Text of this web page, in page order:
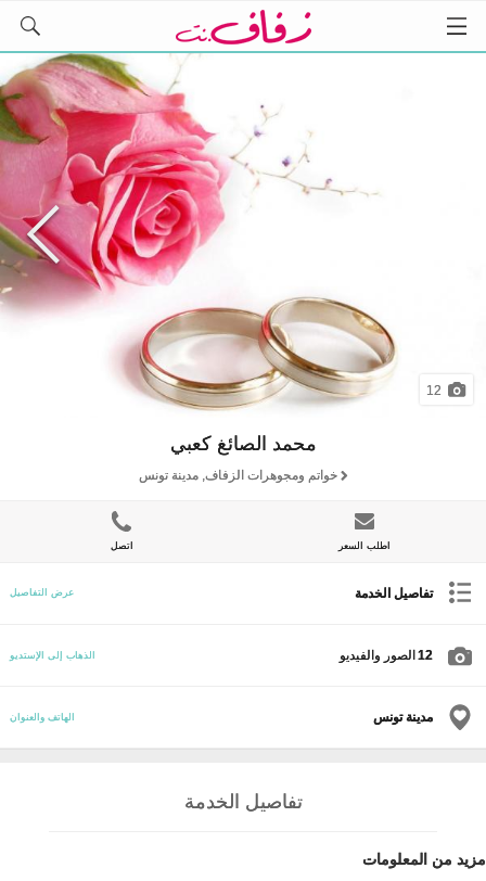
12
محمد الصائغ كعبي
خواتم ومجوهرات الزفاف, مدينة تونس
اطلب السعر اتصل
تفاصيل الخدمة عرض التفاصيل
12 الصور والفيديو الذهاب إلى الإستديو
مدينة تونس الهاتف والعنوان
تفاصيل الخدمة
مزيد من المعلومات